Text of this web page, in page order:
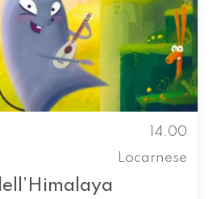
14.00
Locarnese